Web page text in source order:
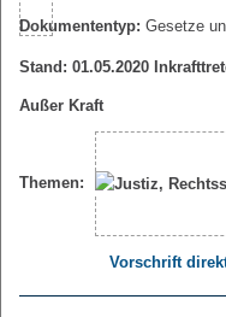
Dokumententyp: Gesetze
Stand: 01.05.2020
Außer Kraft
Themen:
Vorschrift